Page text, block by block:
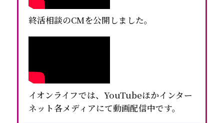
終活相談のCMを公開しました。
イオンライフでは、YouTubeほかインター
ネット各メディアにて動画配信中です。